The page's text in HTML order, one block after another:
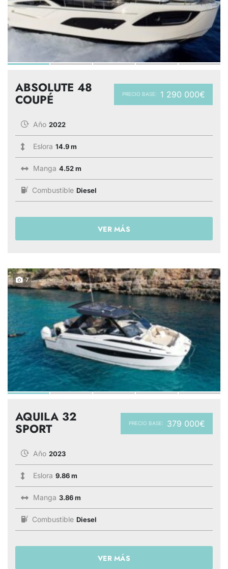
PRECIO BASE: 1 290 000€
ABSOLUTE 48
COUPÉ
Año 2022
Eslora 14.9 m
Manga 4.52 m
Combustible Diesel
VER MÁS
7
PRECIO BASE: 379 000€
AQUILA 32
SPORT
Año 2023
Eslora 9.86 m
Manga 3.86 m
Combustible Diesel
VER MÁS